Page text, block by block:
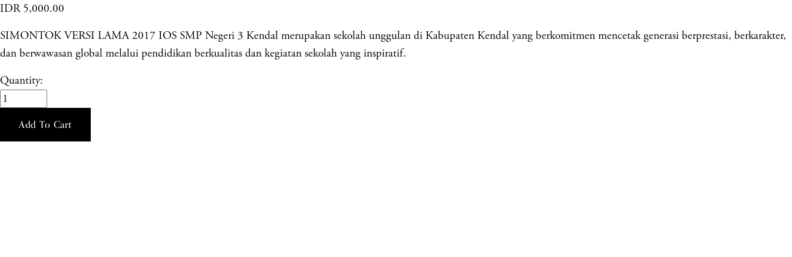
IDR 5,000.00
SIMONTOK VERSI LAMA 2017 IOS SMP Negeri 3 Kendal merupakan sekolah unggulan di Kabupaten Kendal yang berkomitmen mencetak generasi berprestasi, berkarakter,
dan berwawasan global melalui pendidikan berkualitas dan kegiatan sekolah yang inspiratif.
Quantity:
Add To Cart